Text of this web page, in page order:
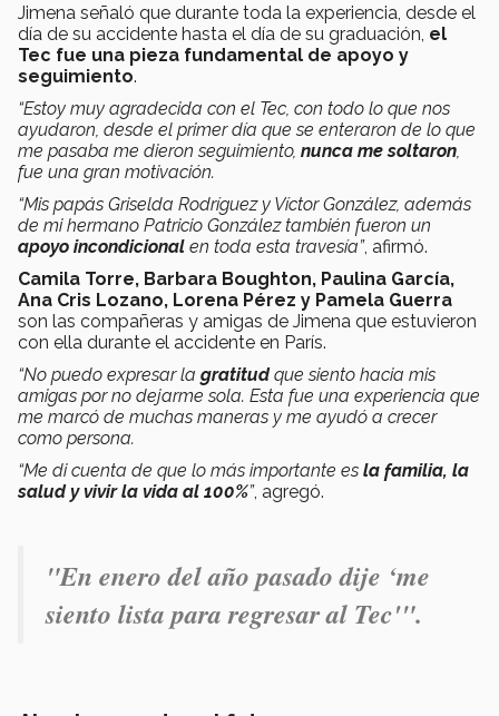
Jimena señaló que durante toda la experiencia, desde el
día de su accidente hasta el día de su graduación, el
Tec fue una pieza fundamental de apoyo y
seguimiento.
“Estoy muy agradecida con el Tec, con todo lo que nos
ayudaron, desde el primer día que se enteraron de lo que
me pasaba me dieron seguimiento, nunca me soltaron
fue una gran motivación.
“Mis papás Griselda Rodríguez y Víctor González, además
de mi hermano Patricio González también fueron un
apoyo incondicional en toda esta travesía”, afirmó.
Camila Torre, Barbara Boughton, Paulina García,
Ana Cris Lozano, Lorena Pérez y Pamela Guerra
son las compañeras y amigas de Jimena que estuvieron
con ella durante el accidente en París.
“No puedo expresar la gratitudque siento hacia mis
amigas por no dejarme sola. Esta fue una experiencia que
me marcó de muchas maneras y me ayudó a crecer
como persona.
“Me di cuenta de que lo más importante es la familia, la
salud y vivir la vida al 100%”, agregó.
"En enero del año pasado dije ‘me
siento lista para regresar al Tec'".